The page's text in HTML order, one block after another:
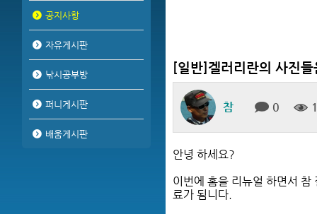
공지사항
자유게시판
낚시공부방
퍼니게시판
배움게시판
[일반]겔러리란의 사진
참 0
안녕 하세요?
이번에 홈을 리뉴얼 하면서
료가 됨니다.